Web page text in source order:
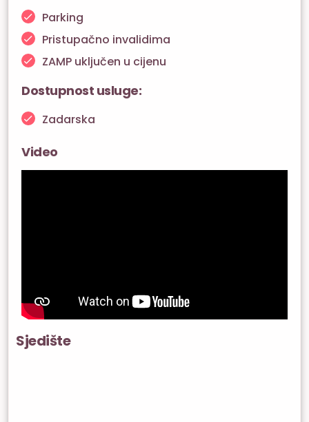
Parking
Pristupačno invalidima
ZAMP uključen u cijenu
Dostupnost usluge:
Zadarska
Video
Sjedište